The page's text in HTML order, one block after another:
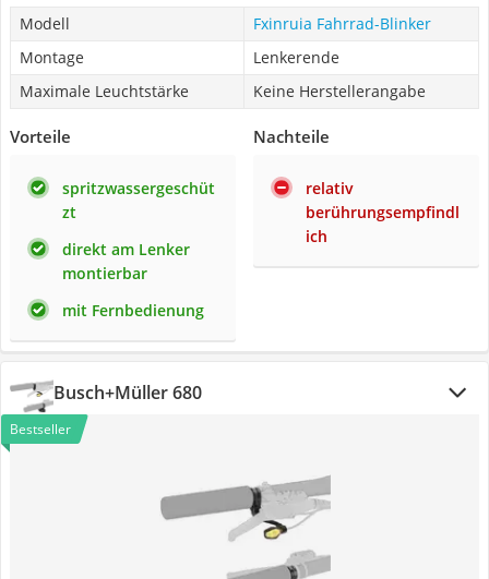
Modell
Fxinruia Fahrrad-Blinker
Montage
Lenkerende
Maximale Leuchtstärke
Keine Herstellerangabe
Vorteile
spritzwassergeschüt
zt
direkt am Lenker
montierbar
mit Fernbedienung
Nachteile
relativ
berührungsempfindl
ich
Busch+Müller 680
Bestseller